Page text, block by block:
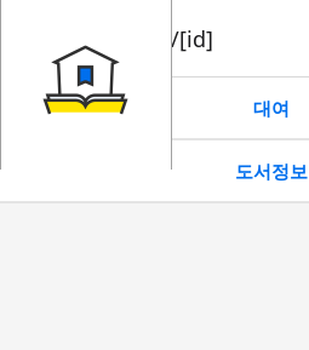
book/rent/[id]
대여
도서정보